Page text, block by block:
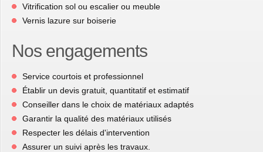
Vitrification sol ou escalier ou meuble
Vernis lazure sur boiserie
Nos engagements
Service courtois et professionnel
Établir un devis gratuit, quantitatif et estimatif
Conseiller dans le choix de matériaux adaptés
Garantir la qualité des matériaux utilisés
Respecter les délais d'intervention
Assurer un suivi après les travaux.